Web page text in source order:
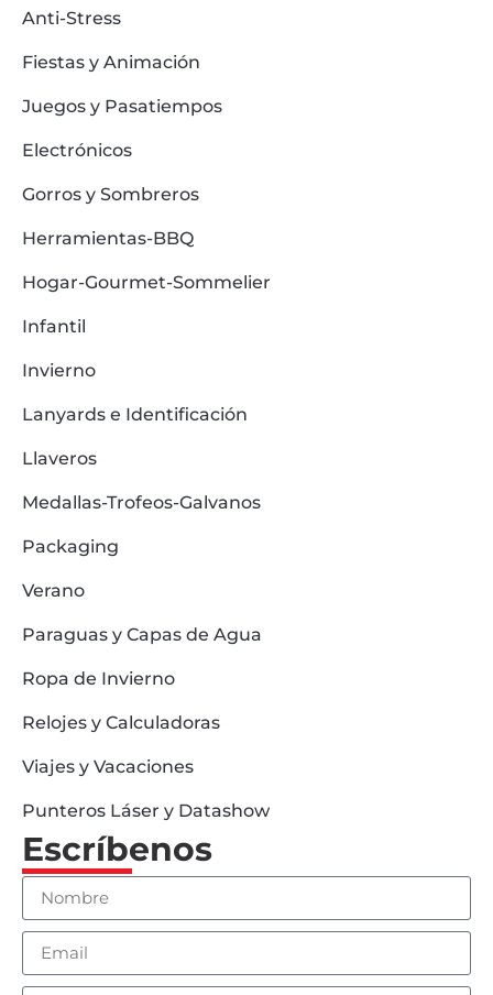
Anti-Stress
Fiestas y Animación
Juegos y Pasatiempos
Electrónicos
Gorros y Sombreros
Herramientas-BBQ
Hogar-Gourmet-Sommelier
Infantil
Invierno
Lanyards e Identificación
Llaveros
Medallas-Trofeos-Galvanos
Packaging
Verano
Paraguas y Capas de Agua
Ropa de Invierno
Relojes y Calculadoras
Viajes y Vacaciones
Punteros Láser y Datashow
Escríbenos